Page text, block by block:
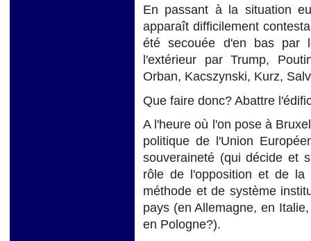
En passant à la situation
apparaît difficilement
été secouée d'en bas par
l'extérieur par Trump,
Orban, Kacszynski, Kurz,
Que faire donc? Abattre
A l'heure où l'on pose à
politique de l'Union
souveraineté (qui décide et
rôle de l'opposition et de la
méthode et de système
pays (en Allemagne, en
en Pologne?).